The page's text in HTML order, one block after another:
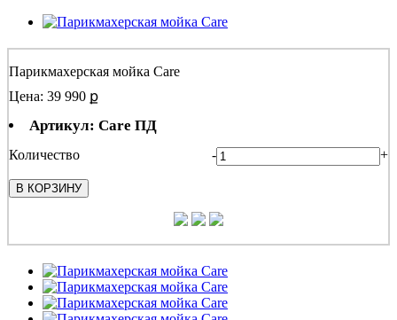
Парикмахерская мойка Care
Цена: 39 990 ք
Артикул: Care ПД
Количество - +
В КОРЗИНУ